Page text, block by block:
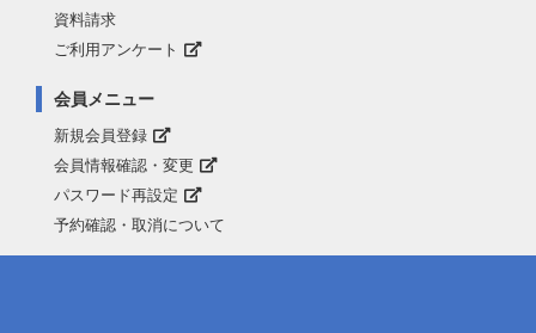
資料請求
ご利用アンケート
会員メニュー
新規会員登録
会員情報確認・変更
パスワード再設定
予約確認・取消について